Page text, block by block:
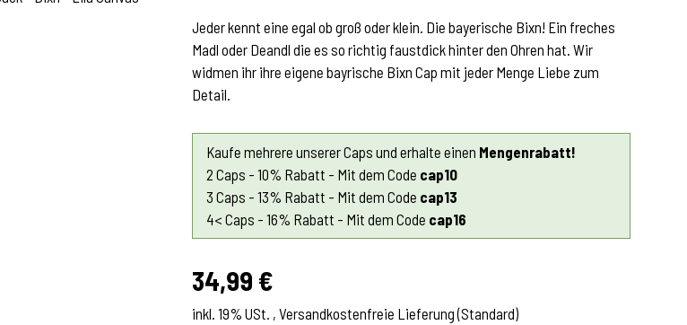
Jeder kennt eine egal ob groß oder klein. Die bayerische Bixn! Ein freches
Madl oder Deandl die es so richtig faustdick hinter den Ohren hat. Wir
widmen ihr ihre eigene bayrische Bixn Cap mit jeder Menge Liebe zum
Detail.
Kaufe mehrere unserer Caps und erhalte einen Mengenrabatt!
2 Caps - 10% Rabatt - Mit dem Code cap10
3 Caps - 13% Rabatt - Mit dem Code cap13
4< Caps - 16% Rabatt - Mit dem Code cap16
34,99 €
inkl. 19% USt. ,Versandkostenfreie Lieferung(Standard)